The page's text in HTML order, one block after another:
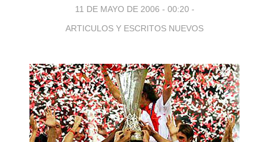
11 DE MAYO DE 2006 - 00:20 -
ARTICULOS Y ESCRITOS NUEVOS